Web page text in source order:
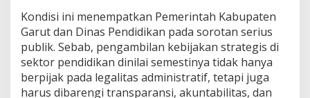
Kondisi ini menempatkan Pemerintah Kabupaten
Garut dan Dinas Pendidikan pada sorotan serius
publik. Sebab, pengambilan kebijakan strategis di
sektor pendidikan dinilai semestinya tidak hanya
berpijak pada legalitas administratif, tetapi juga
harus dibarengi transparansi, akuntabilitas, dan